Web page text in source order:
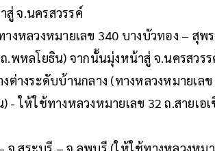
สู่ จ.นครสวรรค์
งหลวงหมายเลข 340 บางบัวทอง – สุพ
.พหลโยธิน) จากนั้นมุ่งหน้าสู่ จ.นครสวรร
ต่างระดับบ้านกลาง (ทางหลวงหมายเลข
ให้ใช้ทางหลวงหมายเลข 32 ถ.สายเอ
จ.สระบุรี – จ.ลพบุรี (ให้ใช้ทางหลวงหมา